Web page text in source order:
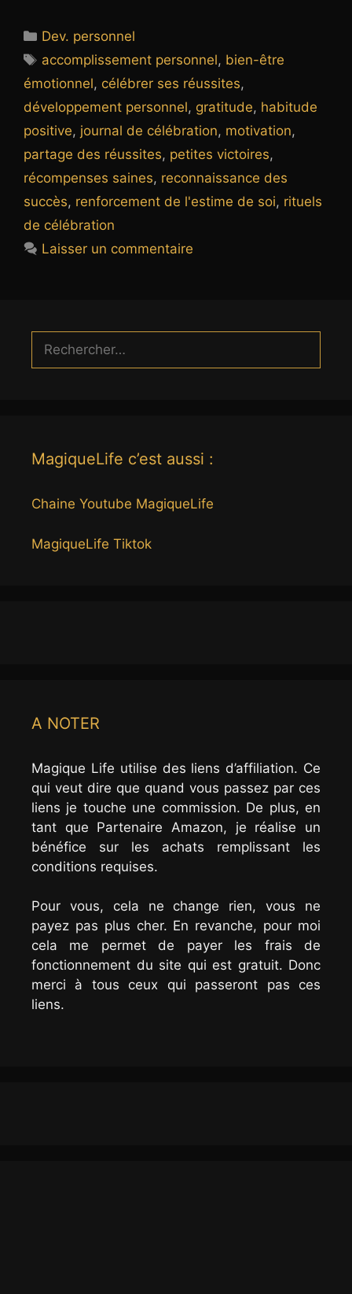
Catégories
Dev. personnel
Étiquettes
accomplissement personnel, bien-être
émotionnel, célébrer ses réussites,
développement personnel, gratitude, habitude
positive, journal de célébration, motivation,
partage des réussites, petites victoires,
récompenses saines, reconnaissance des
succès, renforcement de l'estime de soi, rituels
de célébration
Laisser un commentaire
Rechercher :
MagiqueLife c’est aussi :
Chaine Youtube MagiqueLife
MagiqueLife Tiktok
A NOTER
Magique Life utilise des liens d’affiliation. Ce
qui veut dire que quand vous passez par ces
liens je touche une commission. De plus, en
tant que Partenaire Amazon, je réalise un
bénéfice sur les achats remplissant les
conditions requises.
Pour vous, cela ne change rien, vous ne
payez pas plus cher. En revanche, pour moi
cela me permet de payer les frais de
fonctionnement du site qui est gratuit. Donc
merci à tous ceux qui passeront pas ces
liens.